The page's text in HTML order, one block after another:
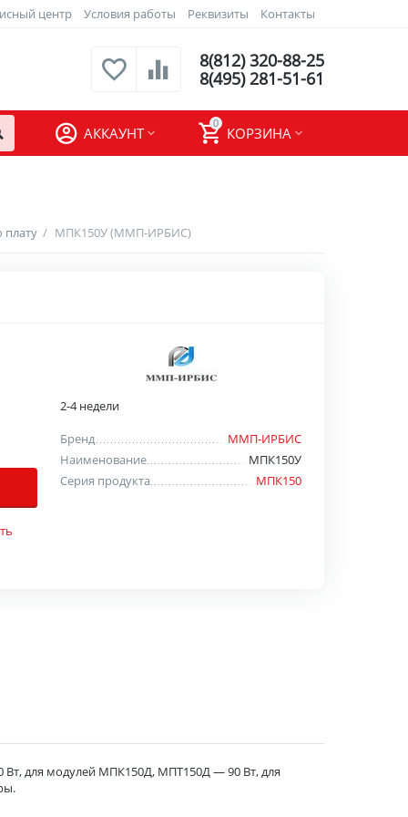
центр Условия работы Реквизиты Контакты
8(812) 320-88-25
8(495) 281-51-61
0
КОРЗИНА
АККАУНТ
плату / МПК150У (ММП-ИРБИС)
2-4 недели
Бренд
ММП-ИРБИС
Наименование
МПК150У
Серия продукта
МПК150
для модулей МПК150Д, МПТ150Д — 90 Вт, для